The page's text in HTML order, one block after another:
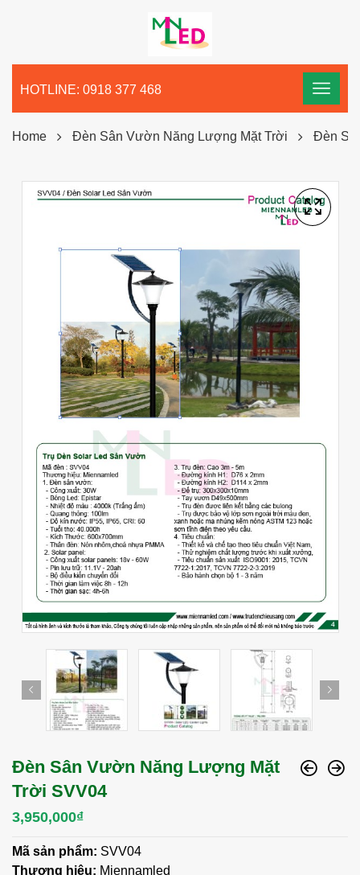
HOTLINE: 0918 377 468
Home Đèn Sân Vườn Năng Lượng Mặt Trời Đèn
Đèn Sân Vườn Năng Lượng Mặt
Trời SVV04
3,950,000₫
Mã sản phẩm: SVV04
Thương hiệu: Miennamled